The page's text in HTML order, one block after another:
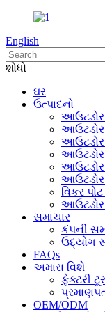
English
શોધો
ઘર
ઉત્પાદનો
આઉટડોર
આઉટડોર
આઉટડોર
આઉટડોર
વિકર
આઉટડોર
સમાચાર
કંપની
ઉદ્યોગ
FAQs
અમારા વિશે
ફેક્ટરી ટૂર
OEM/ODM